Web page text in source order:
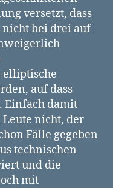
versetzt, dass
nicht bei drei auf
elliptische
auf dass
Einfach damit
nicht, der
Fälle gegeben
technischen
und die
mit